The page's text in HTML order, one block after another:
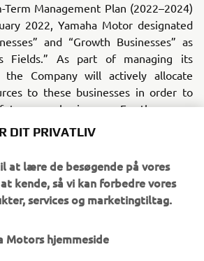
Management Plan (2022–2024)
2022, Yamaha Motor designated
and “Growth Businesses” as
Fields.” As part of managing its
the Company will actively allocate
to these businesses in order to
core businesses. For these new
will promote new value creation
and expertise it has garnered to
Exploratory Fund, L.P. II
kende, så vi kan forbedre vores
services og marketingtiltag.